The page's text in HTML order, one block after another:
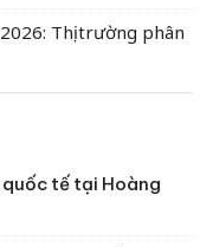
Thị trường phân
tế tại Hoàng